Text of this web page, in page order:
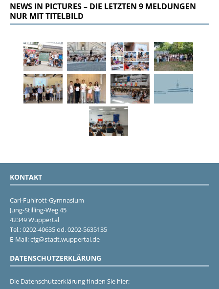
NEWS IN PICTURES – DIE LETZTEN 9 MELDUNGEN
NUR MIT TITELBILD
KONTAKT
Carl-Fuhlrott-Gymnasium
Jung-Stilling-Weg 45
42349 Wuppertal
Tel.: 0202-40635 od. 0202-5635135
E-Mail: cfg@stadt.wuppertal.de
DATENSCHUTZERKLÄRUNG
Die Datenschutzerklärung finden Sie hier: